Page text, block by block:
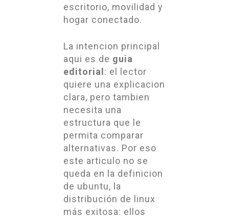
escritorio, movilidad y
hogar conectado.
La intencion principal
aqui es de guia
editorial: el lector
quiere una explicacion
clara, pero tambien
necesita una
estructura que le
permita comparar
alternativas. Por eso
este articulo no se
queda en la definicion
de ubuntu, la
distribución de linux
más exitosa: ellos